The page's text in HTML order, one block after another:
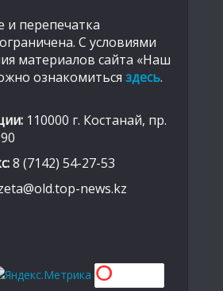
и перепечатка
С условиями
материалов сайта «Наш
ознакомиться здесь.
110000 г. Костанай, пр.
8 (7142) 54-27-53
news.kz